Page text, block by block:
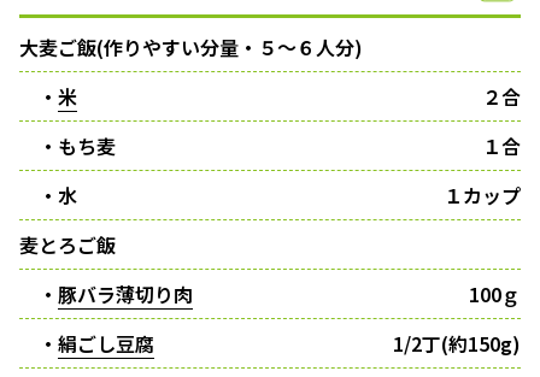
大麦ご飯(作りやすい分量・５〜６人分)
・ 米
２合
・もち麦
１合
・水
１カップ
麦とろご飯
・ 豚バラ薄切り肉
100ｇ
・ 絹ごし豆腐
1/2丁(約150g)